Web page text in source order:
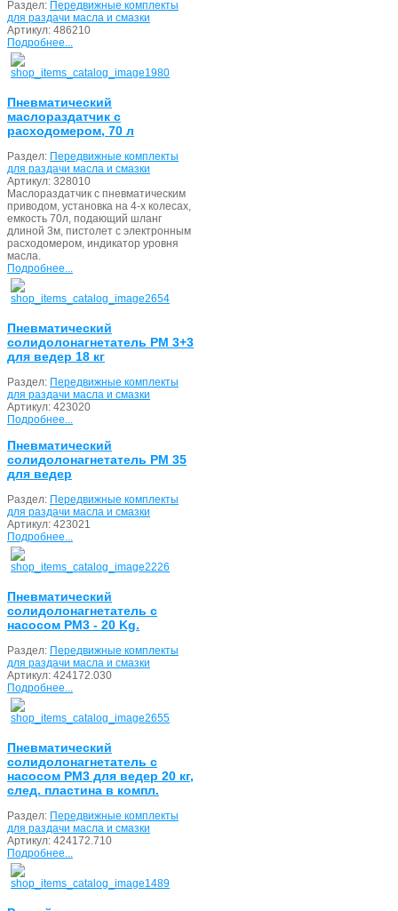
Раздел: Передвижные комплекты
для раздачи масла и смазки
Артикул: 486210
Подробнее...
Пневматический
маслораздатчик с
расходомером, 70 л
Раздел: Передвижные комплекты
для раздачи масла и смазки
Артикул: 328010
Маслораздатчик с пневматическим
приводом, установка на 4-х колесах,
емкость 70л, подающий шланг
длиной 3м, пистолет с электронным
расходомером, индикатор уровня
масла.
Подробнее...
Пневматический
солидолонагнетатель PM 3+3
для ведер 18 кг
Раздел: Передвижные комплекты
для раздачи масла и смазки
Артикул: 423020
Подробнее...
Пневматический
солидолонагнетатель PM 35
для ведер
Раздел: Передвижные комплекты
для раздачи масла и смазки
Артикул: 423021
Подробнее...
Пневматический
солидолонагнетатель с
насосом PM3 - 20 Kg.
Раздел: Передвижные комплекты
для раздачи масла и смазки
Артикул: 424172.030
Подробнее...
Пневматический
солидолонагнетатель с
насосом PM3 для ведер 20 кг,
след. пластина в компл.
Раздел: Передвижные комплекты
для раздачи масла и смазки
Артикул: 424172.710
Подробнее...